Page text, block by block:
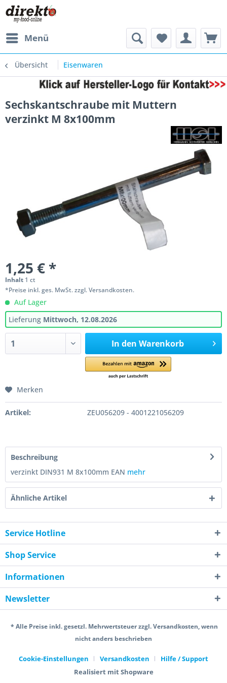
Menü
Übersicht Eisenwaren
Sechskantschraube mit Muttern
verzinkt M 8x100mm
1,25 € *
Inhalt 1 ct
*Preise inkl. ges. MwSt. zzgl. Versandkosten.
Auf Lager
Lieferung Mittwoch, 12.08.2026
In den Warenkorb
Merken
Artikel: ZEU056209 - 4001221056209
Beschreibung
verzinkt DIN931 M 8x100mm EAN mehr
Ähnliche Artikel
Service Hotline
Shop Service
Informationen
Newsletter
* Alle Preise inkl. gesetzl. Mehrwertsteuer zzgl. Versandkosten, wenn
nicht anders beschrieben
Cookie-Einstellungen Versandkosten
Hilfe / Support
Realisiert mit Shopware